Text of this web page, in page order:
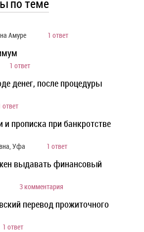
по теме
Амуре 1 ответ
1 ответ
денег, после процедуры
ответ
и прописка при банкротстве
Уфа 1 ответ
выдавать финансовый
3 комментария
перевод прожиточного
1 ответ